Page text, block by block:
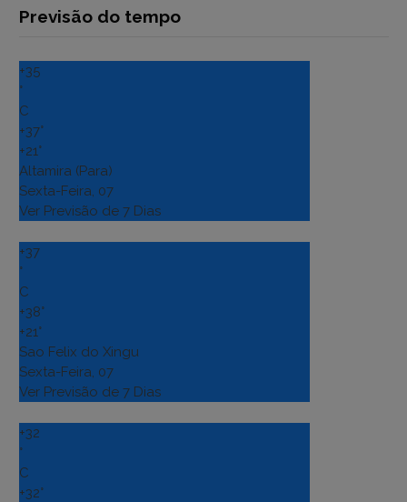
Previsão do tempo
+35
°
C
+37°
+21°
Altamira (Para)
Sexta-Feira, 07
Ver Previsão de 7 Dias
+37
°
C
+38°
+21°
Sao Felix do Xingu
Sexta-Feira, 07
Ver Previsão de 7 Dias
+32
°
C
+32°